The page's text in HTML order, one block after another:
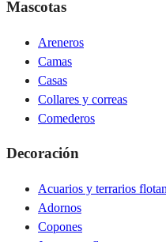
Mascotas
Areneros
Camas
Casas
Collares y correas
Comederos
Decoración
Acuarios y terrarios
Adornos
Copones